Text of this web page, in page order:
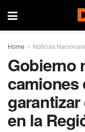
Home Noticias
Gobierno
camiones
en la